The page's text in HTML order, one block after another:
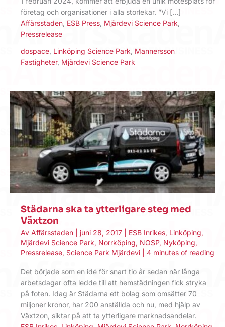
företag och organisationer i alla storlekar. ”Vi […]
Affärsstaden ESB Press Mjärdevi Science Park
Pressrelease
dospace Linköping Science Park Mannersson
Fastigheter, Mjärdevi Science Park
Städarna ska ta ytterligare steg med
Växtzon
Av Affärsstaden juni 28, 2017 ESB Inrikes, Linköping,
Mjärdevi Science Park, Norrköping, NOSP, Nyköping,
Pressrelease, Science Park Mjärdevi 4 minutes of reading
Det började som en idé för snart tio år sedan när långa
arbetsdagar ofta ledde till att hemstädningen fick stryka
på foten. Idag är Städarna ett bolag som omsätter 70
miljoner kronor, har 200 anställda och nu, med hjälp av
Växtzon, siktar på att ta ytterligare marknadsandelar.